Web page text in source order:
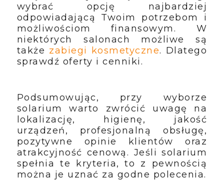
wybrać opcję najbardziej
odpowiadającą Twoim potrzebom i
możliwościom finansowym. W
niektórych salonach możliwe są
także zabiegi kosmetyczne. Dlatego
sprawdź oferty i cenniki.
Podsumowując, przy wyborze
solarium warto zwrócić uwagę na
lokalizację, higienę, jakość
urządzeń, profesjonalną obsługę,
pozytywne opinie klientów oraz
atrakcyjność cenową. Jeśli solarium
spełnia te kryteria, to z pewnością
można je uznać za godne polecenia.